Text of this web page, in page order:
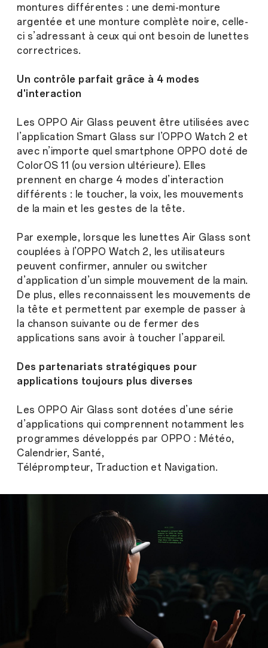
montures différentes : une demi-monture
argentée et une monture complète noire, celle-
ci s’adressant à ceux qui ont besoin de lunettes
correctrices.
Un contrôle parfait grâce à 4 modes
d'interaction
Les OPPO Air Glass peuvent être utilisées avec
l’application Smart Glass sur l’OPPO Watch 2 et
avec n’importe quel smartphone OPPO doté de
ColorOS 11 (ou version ultérieure). Elles
prennent en charge 4 modes d’interaction
différents : le toucher, la voix, les mouvements
de la main et les gestes de la tête.
Par exemple, lorsque les lunettes Air Glass sont
couplées à l’OPPO Watch 2, les utilisateurs
peuvent confirmer, annuler ou switcher
d’application d’un simple mouvement de la main.
De plus, elles reconnaissent les mouvements de
la tête et permettent par exemple de passer à
la chanson suivante ou de fermer des
applications sans avoir à toucher l’appareil.
Des partenariats stratégiques pour
applications toujours plus diverses
Les OPPO Air Glass sont dotées d’une série
d’applications qui comprennent notamment les
programmes développés par OPPO : Météo,
Calendrier, Santé,
Téléprompteur, Traduction et Navigation.